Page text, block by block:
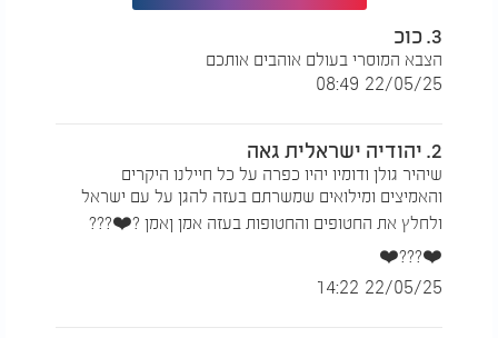
3. כוכ
הצבא המוסרי בעולם אוהבים אותכם
22/05/25 08:49
2. יהודיה ישראלית גאה
שיהיר גולן ודומיו יהיו כפרה על כל חיילנו היקרים
והאמיצים ומילואים שמשרתם בעזה להגן על עם ישראל
ולחלץ את החטופים והחטופות בעזה אמן ןאמן ?❤️???
❤️???❤️
22/05/25 14:22